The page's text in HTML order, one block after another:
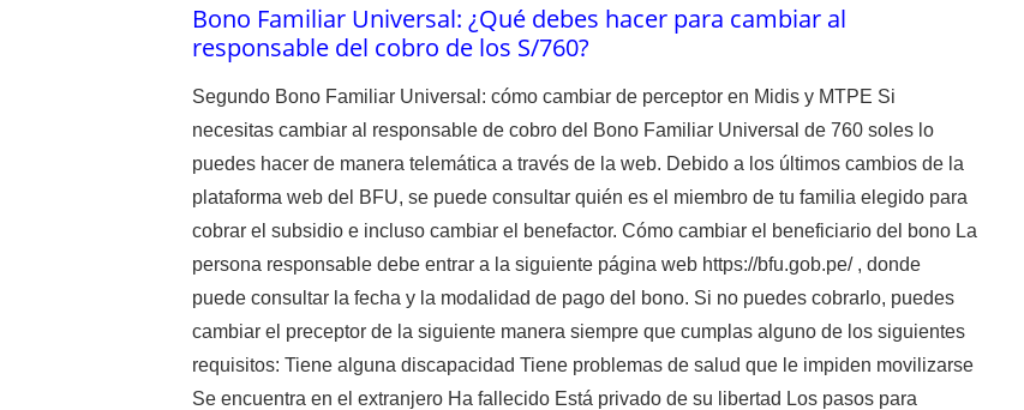
Bono Familiar Universal: ¿Qué debes hacer para cambiar al
responsable del cobro de los S/760?
Segundo Bono Familiar Universal: cómo cambiar de perceptor en Midis y MTPE Si
necesitas cambiar al responsable de cobro del Bono Familiar Universal de 760 soles lo
puedes hacer de manera telemática a través de la web. Debido a los últimos cambios de la
plataforma web del BFU, se puede consultar quién es el miembro de tu familia elegido para
cobrar el subsidio e incluso cambiar el benefactor. Cómo cambiar el beneficiario del bono La
persona responsable debe entrar a la siguiente página web https://bfu.gob.pe/ , donde
puede consultar la fecha y la modalidad de pago del bono. Si no puedes cobrarlo, puedes
cambiar el preceptor de la siguiente manera siempre que cumplas alguno de los siguientes
requisitos: Tiene alguna discapacidad Tiene problemas de salud que le impiden movilizarse
Se encuentra en el extranjero Ha fallecido Está privado de su libertad Los pasos para